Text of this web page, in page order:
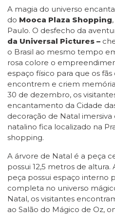
A magia do universo
do Mooca Plaza Shopping
Paulo. O desfecho da
da Universal Pictures –
o Brasil ao mesmo tempo
rosa colore o
espaço físico para que os
encontrem e criem
30 de dezembro, os
encantamento da Cidade
decoração de Natal imersiva
natalino fica localizado na
shopping.
A árvore de Natal é a peça
possui 12,5 metros de
peça possui espaço interno
completa no universo
Natal, os visitantes
ao Salão do Mágico de Oz,